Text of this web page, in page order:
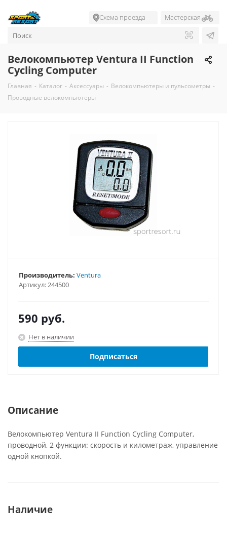
Схема проезда Мастерская
Велокомпьютер Ventura II Function
Cycling Computer
Главная - Каталог - Аксессуары - Велокомпьютеры и пульсометры -
Проводные велокомпьютеры
Артикул:244500
Производитель: Ventura
590 руб.
Нет в наличии
Подписаться
Описание
Велокомпьютер Ventura II Function Cycling Computer,
проводной, 2 функции: скорость и километраж, управление
одной кнопкой.
Наличие